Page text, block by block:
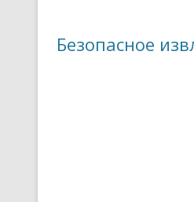
Безопасное